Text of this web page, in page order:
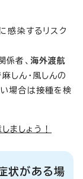
感染するリスク
係者、 海外渡航
しん・風しんの
場合は接種を検
ましょう！
状がある場